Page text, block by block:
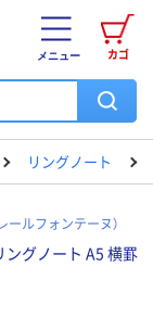
カゴ
メニュー
リングノート
ルフォンテーヌ）
グノート A5 横罫